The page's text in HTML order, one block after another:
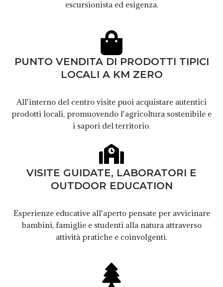
escursionista ed esigenza.
PUNTO VENDITA DI PRODOTTI TIPICI
LOCALI A KM ZERO
All'interno del centro visite puoi acquistare autentici
prodotti locali, promuovendo l'agricoltura sostenibile e
i sapori del territorio.
VISITE GUIDATE, LABORATORI E
OUTDOOR EDUCATION
Esperienze educative all'aperto pensate per avvicinare
bambini, famiglie e studenti alla natura attraverso
attività pratiche e coinvolgenti.